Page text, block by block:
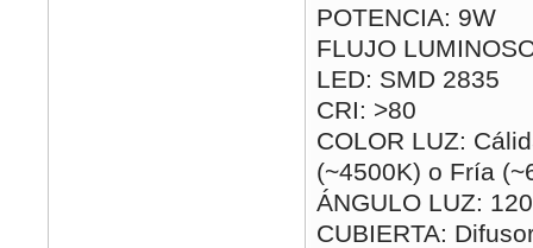
POTENCIA: 9W
FLUJO
LED: SMD 2835
CRI: >80
COLOR LUZ:
(~4500K) o Fría
ÁNGULO LUZ:
CUBIERTA: